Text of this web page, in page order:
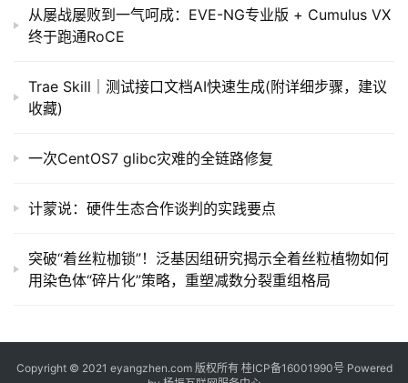
从屡战屡败到一气呵成：EVE-NG专业版 + Cumulus VX
终于跑通RoCE
Trae Skill｜测试接口文档AI快速生成(附详细步骤，建议
收藏)
一次CentOS7 glibc灾难的全链路修复
计蒙说：硬件生态合作谈判的实践要点
突破“着丝粒枷锁”！泛基因组研究揭示全着丝粒植物如何
用染色体“碎片化”策略，重塑减数分裂重组格局
Copyright © 2021 eyangzhen.com 版权所有 桂ICP备16001990号 Powered